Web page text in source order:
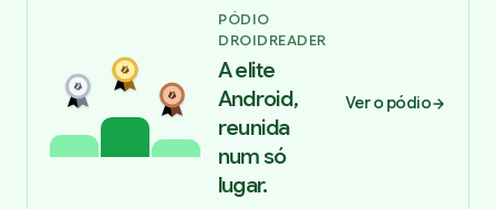
PÓDIO
DROIDREADER
A elite
Android,
reunida
num só
lugar.
Ver o pódio